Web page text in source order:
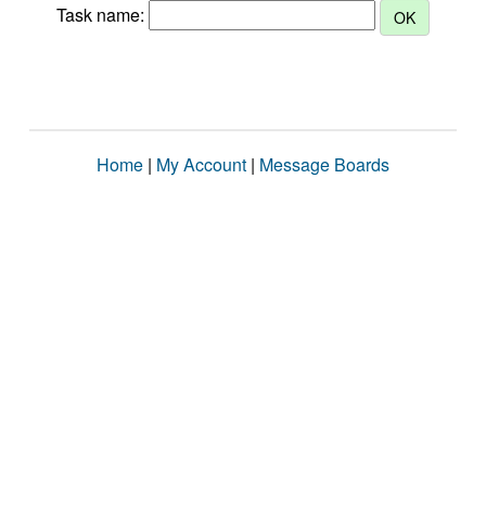
Task name:
Home | My Account | Message Boards